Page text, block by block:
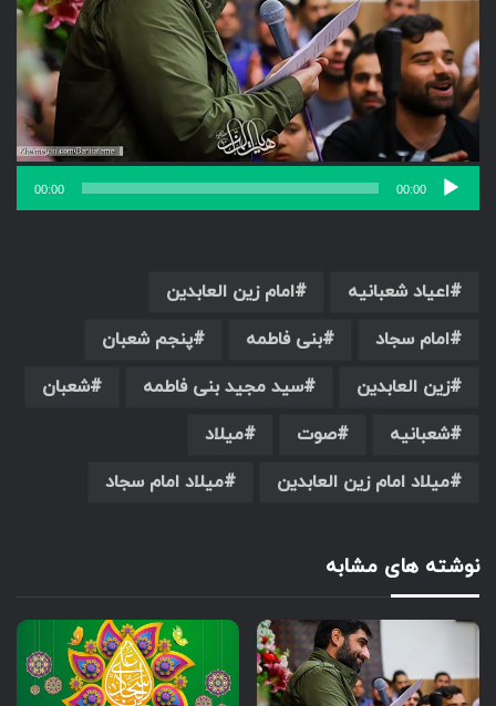
00:00
00:00
اعیاد شعبانیه
امام زین العابدین
امام سجاد
بنی فاطمه
پنجم شعبان
زین العابدین
سید مجید بنی فاطمه
شعبان
شعبانیه
صوت
میلاد
میلاد امام زین العابدین
میلاد امام سجاد
نوشته های مشابه